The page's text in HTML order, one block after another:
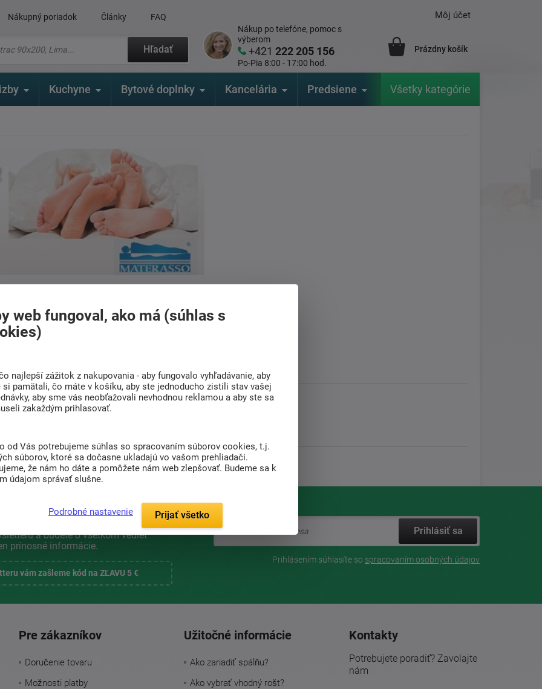
Nákupný poriadok Články FAQ
Hľadať
Nákup po telefóne, pomoc s
výberom
+421222 205 156
Po-Pia 8:00 - 17:00 hod.
Môj účet
Prázdny košík
Kuchyne Bytové doplnky Kancelária Predsiene Výrobcovia
Všetky kategórie
Líbil se vám článek? Sdílejte ho s přáteli
tipy na kvalitný spánok
a budete o všetkom vedieť
prínosné informácie.
vám zašleme kód na ZĽAVU 5 €
Prihlásiť sa
Prihlásením súhlasíte so spracovaním osobných údajov
Pre zákazníkov
Doručenie tovaru
Možnosti platby
Užitočné informácie
Ako zariadiť spálňu?
Ako vybrať vhodný rošt?
Kontakty
Potrebujete poradiť? Zavolajte
nám
web fungoval, ako má (súhlas s
najlepší zážitok z nakupovania - aby fungovalo vyhľadávanie, aby
si pamätali, čo máte v košíku, aby ste jednoducho zistili stav vašej
aby sme vás neobťažovali nevhodnou reklamou a aby ste sa
zakaždým prihlasovať.
od Vás potrebujeme súhlas so spracovaním súborov cookies, t.j.
súborov, ktoré sa dočasne ukladajú vo vašom prehliadači.
že nám ho dáte a pomôžete nám web zlepšovať. Budeme sa k
údajom správať slušne.
Podrobné nastavenie Prijať všetko